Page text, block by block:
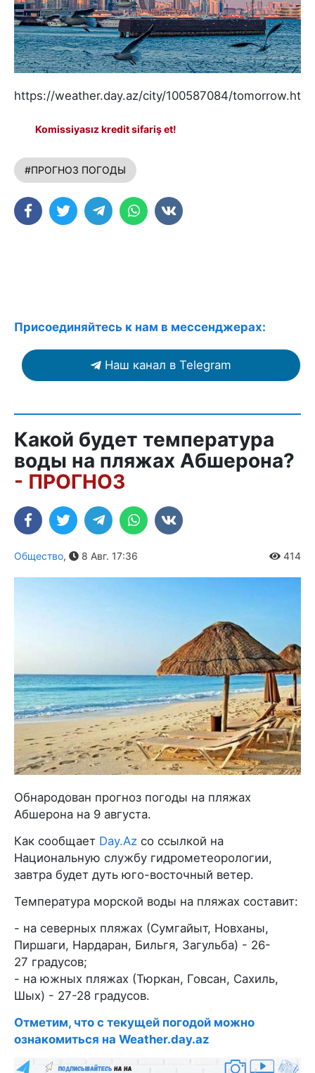
https://weather.day.az/city/100587084/tomorrow.html
Komissiyasız kredit sifariş et!
#ПРОГНОЗ ПОГОДЫ
Присоединяйтесь к нам в мессенджерах:
Наш канал в Telegram
Какой будет температура
воды на пляжах Абшерона?
- ПРОГНОЗ
Общество, 8 Авг. 17:36 414
Обнародован прогноз погоды на пляжах
Абшерона на 9 августа.
Как сообщает Day.Az со ссылкой на
Национальную службу гидрометеорологии,
завтра будет дуть юго-восточный ветер.
Температура морской воды на пляжах составит:
- на северных пляжах (Сумгайыт, Новханы,
Пиршаги, Нардаран, Бильгя, Загульба) - 26-
27 градусов;
- на южных пляжах (Тюркан, Говсан, Сахиль,
Шых) - 27-28 градусов.
Отметим, что с текущей погодой можно
ознакомиться на Weather.day.az